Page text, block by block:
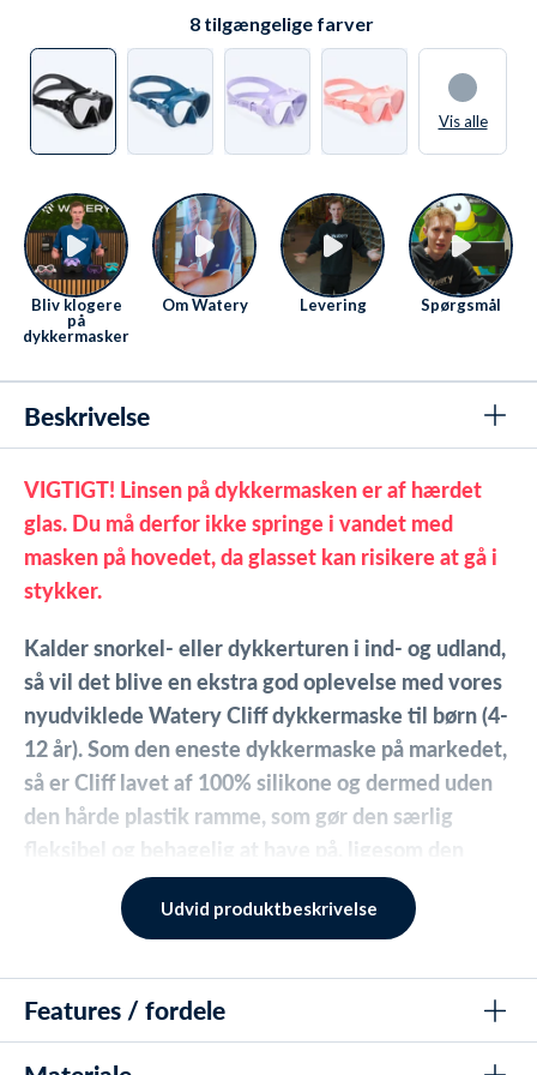
8 tilgængelige farver
Vis alle
Bliv klogere
på
dykkermasker
Om Watery Levering Spørgsmål
Beskrivelse
VIGTIGT! Linsen på dykkermasken er af hærdet
glas. Du må derfor ikke springe i vandet med
masken på hovedet, da glasset kan risikere at gå i
stykker.
Kalder snorkel- eller dykkerturen i ind- og udland,
så vil det blive en ekstra god oplevelse med vores
nyudviklede Watery Cliff dykkermaske til børn (4-
12 år).Som den eneste dykkermaske på markedet,
så er Cliff lavet af 100% silikone og dermed uden
den hårde plastik ramme, som gør den særlig
fleksibel og behagelig at have på, ligesom den
dermed heller ikke fylder eller vejer lige så meget,
når man har den på. Selve masken er omkranset af
100% vandtæthed. Glasset er hærdet og giver
dermed et krystalklart syn, der er 180 grader stort
og anti-dug behandlet. Kommer i en gratis EVA
Udvid produktbeskrivelse
Features / fordele